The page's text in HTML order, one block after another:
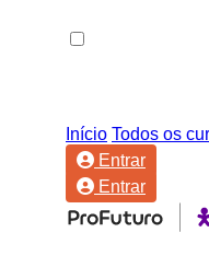
Início Todos os
Entrar
Entrar